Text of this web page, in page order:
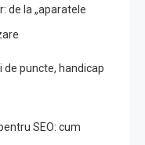
de la „aparatele
de puncte, handicap
SEO: cum